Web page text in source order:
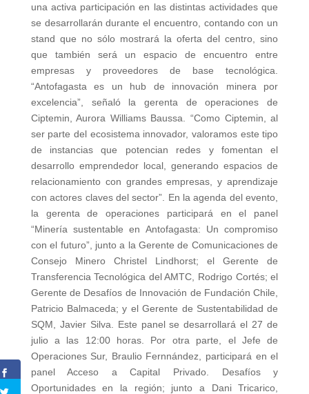
una activa participación en las distintas actividades que
se desarrollarán durante el encuentro, contando con un
stand que no sólo mostrará la oferta del centro, sino
que también será un espacio de encuentro entre
empresas y proveedores de base tecnológica.
“Antofagasta es un hub de innovación minera por
excelencia”, señaló la gerenta de operaciones de
Ciptemin, Aurora Williams Baussa. “Como Ciptemin, al
ser parte del ecosistema innovador, valoramos este tipo
de instancias que potencian redes y fomentan el
desarrollo emprendedor local, generando espacios de
relacionamiento con grandes empresas, y aprendizaje
con actores claves del sector”. En la agenda del evento,
la gerenta de operaciones participará en el panel
“Minería sustentable en Antofagasta: Un compromiso
con el futuro”, junto a la Gerente de Comunicaciones de
Consejo Minero Christel Lindhorst; el Gerente de
Transferencia Tecnológica del AMTC, Rodrigo Cortés; el
Gerente de Desafíos de Innovación de Fundación Chile,
Patricio Balmaceda; y el Gerente de Sustentabilidad de
SQM, Javier Silva. Este panel se desarrollará el 27 de
julio a las 12:00 horas. Por otra parte, el Jefe de
Operaciones Sur, Braulio Fernnández, participará en el
panel Acceso a Capital Privado. Desafíos y
Oportunidades en la región; junto a Dani Tricarico,